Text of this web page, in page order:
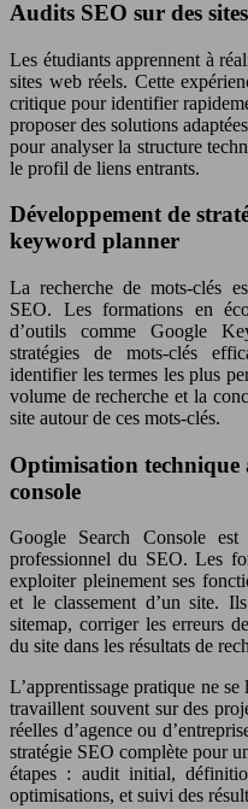
Audits SEO sur des
Les étudiants apprennent à
sites web réels. Cette
critique pour identifier
proposer des solutions
pour analyser la structure
le profil de liens entrants.
Développement de
keyword planner
La recherche de mots-clés
SEO. Les formations en
d’outils comme Google
stratégies de mots-clés
identifier les termes les plus
volume de recherche et la
site autour de ces mots-clés.
Optimisation technique
console
Google Search Console
professionnel du SEO. Les
exploiter pleinement ses
et le classement d’un site.
sitemap, corriger les erreurs
du site dans les résultats de
L’apprentissage pratique ne
travaillent souvent sur des
réelles d’agence ou
stratégie SEO complète pour
étapes : audit initial,
optimisations, et suivi des